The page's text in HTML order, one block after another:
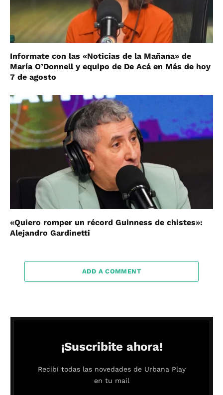
Informate con las «Noticias de la Mañana» de
María O’Donnell y equipo de De Acá en Más de hoy
7 de agosto
«Quiero romper un récord Guinness de chistes»:
Alejandro Gardinetti
ADD A COMMENT
¡Suscribite ahora!
Recibí todas las novedades de Urbana Play
en tu mail